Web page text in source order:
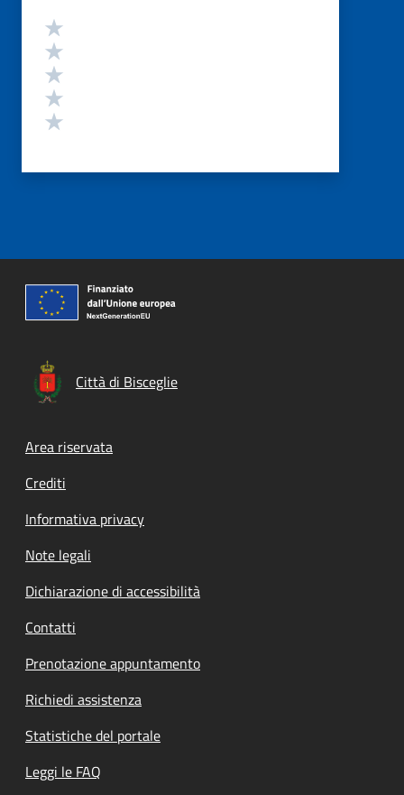
Valutazione
Città di Bisceglie
Footer menu
Area riservata
Crediti
Informativa privacy
Note legali
Dichiarazione di accessibilità
Contatti
Prenotazione appuntamento
Richiedi assistenza
Statistiche del portale
Leggi le FAQ